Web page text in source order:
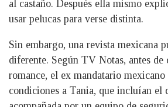
al castaño. Después ella mismo
usar pelucas para verse distinta.
Sin embargo, una revista mexicana
diferente. Según TV Notas, antes de
romance, el ex mandatario mexicano
condiciones a Tania, que incluían el